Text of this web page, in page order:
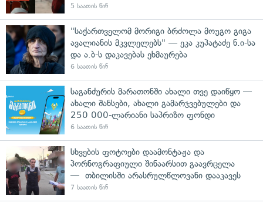
5 საათის წინ
"საქართველომ მორიგი ბრძოლა მოუგო გიგა
ავალიანის მკვლელებს" — ეკა კუპატაძე ნ.ი-სა
და ა.ბ-ს დაკავებას ეხმაურება
6 საათის წინ
საგანძურის მარათონში ახალი თვე დაიწყო —
ახალი შანსები, ახალი გამარჯვებულები და
250 000-ლარიანი საპრიზო ფონდი
6 საათის წინ
სხვების ფოტოები დაამონტაჟა და
პორნოგრაფიული შინაარსით გაავრცელა
— თბილისში არასრულწლოვანი დააკავეს
7 საათის წინ